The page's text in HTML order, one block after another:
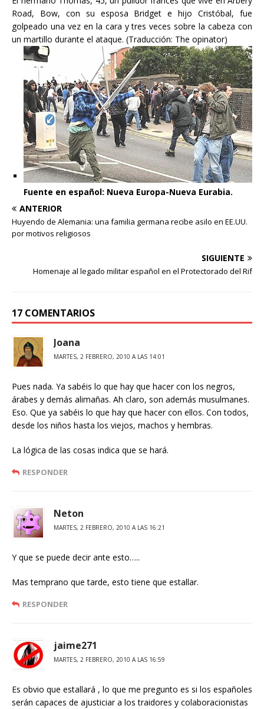
Road, Bow, con su esposa Bridget e hijo Cristóbal, fue
golpeado una vez en la cara y tres veces sobre la cabeza con
un martillo durante el ataque. (Traducción: The opinator)
Fuente en español: Nueva Europa-Nueva Eurabia.
ANTERIOR
Huyendo de Alemania: una familia germana recibe asilo en EE.UU.
por motivos religiosos
SIGUIENTE
Homenaje al legado militar español en el Protectorado del Rif
17 COMENTARIOS
Joana
MARTES, 2 FEBRERO, 2010 A LAS 14:01
Pues nada. Ya sabéis lo que hay que hacer con los negros,
árabes y demás alimañas. Ah claro, son además musulmanes.
Eso. Que ya sabéis lo que hay que hacer con ellos. Con todos,
desde los niños hasta los viejos, machos y hembras.
La lógica de las cosas indica que se hará.
RESPONDER
Neton
MARTES, 2 FEBRERO, 2010 A LAS 16:21
Y que se puede decir ante esto…..
Mas temprano que tarde, esto tiene que estallar.
RESPONDER
jaime271
MARTES, 2 FEBRERO, 2010 A LAS 16:59
Es obvio que estallará , lo que me pregunto es si los españoles
serán capaces de ajusticiar a los traidores y colaboracionistas